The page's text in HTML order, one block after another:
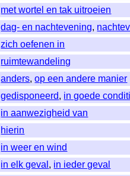
met wortel en tak uitroeien
dag- en nachtevening,
zich oefenen in
ruimtewandeling
anders,op een andere manier
gedisponeerd, in goede
in aanwezigheid van
hierin
in weer en wind
in elk geval , in ieder geval